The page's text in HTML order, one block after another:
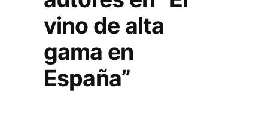
vino de alta
gama en
España”